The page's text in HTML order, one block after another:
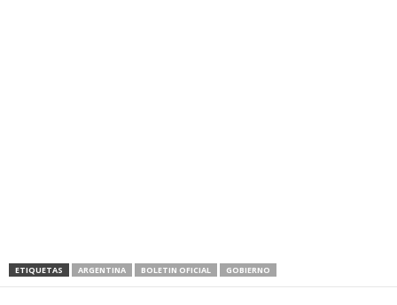
ETIQUETAS ARGENTINA BOLETIN OFICIAL GOBIERNO